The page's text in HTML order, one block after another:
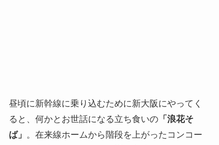
昼頃に新幹線に乗り込むために新大阪にやってく
ると、何かとお世話になる立ち食いの「浪花そ
ば」 。在来線ホームから階段を上がったコンコー